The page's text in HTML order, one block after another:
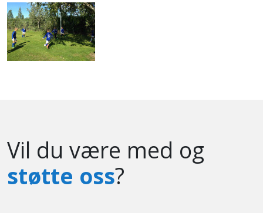
Vil du være med og
støtte oss?